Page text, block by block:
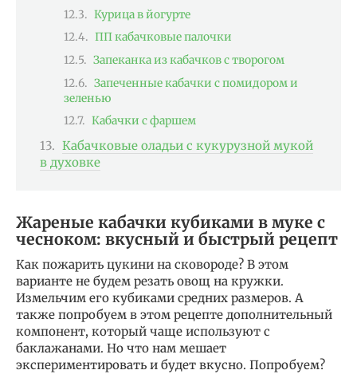
Курица в йогурте
ПП кабачковые палочки
Запеканка из кабачков с творогом
Запеченные кабачки с помидором и
зеленью
Кабачки с фаршем
Кабачковые оладьи с кукурузной мукой
в духовке
Жареные кабачки кубиками в муке с
чесноком: вкусный и быстрый рецепт
Как пожарить цукини на сковороде? В этом
варианте не будем резать овощ на кружки.
Измельчим его кубиками средних размеров. А
также попробуем в этом рецепте дополнительный
компонент, который чаще используют с
баклажанами. Но что нам мешает
экспериментировать и будет вкусно. Попробуем?